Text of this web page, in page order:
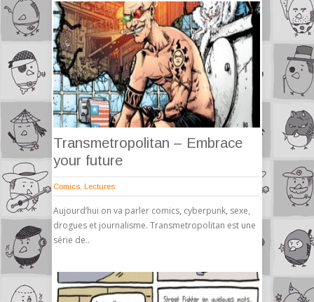
Transmetropolitan – Embrace
your future
Comics Lectures
Aujourd’hui on va parler comics, cyberpunk, sexe,
drogues et journalisme. Transmetropolitan est une
série de..